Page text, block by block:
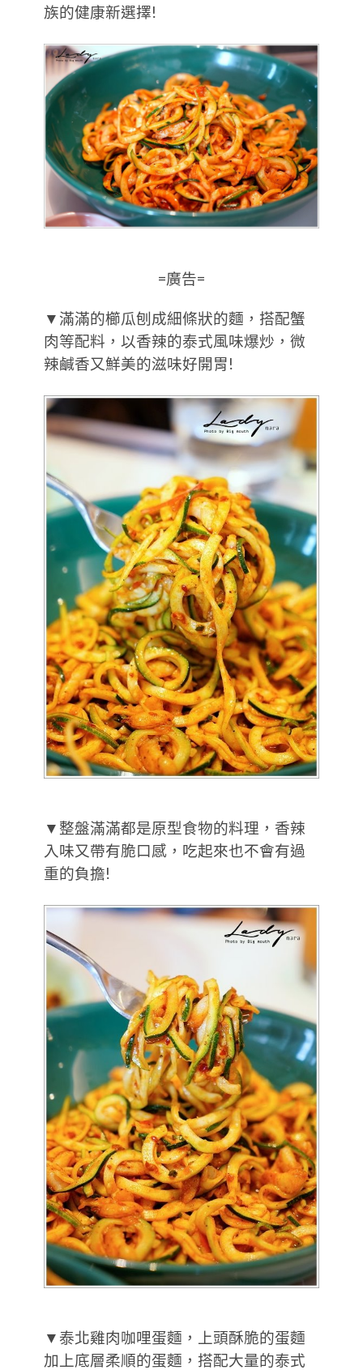
族的健康新選擇!
=廣告=
▼滿滿的櫛瓜刨成細條狀的麵，搭配蟹
肉等配料，以香辣的泰式風味爆炒，微
辣鹹香又鮮美的滋味好開胃!
▼整盤滿滿都是原型食物的料理，香辣
入味又帶有脆口感，吃起來也不會有過
重的負擔!
▼泰北雞肉咖哩蛋麵，上頭酥脆的蛋麵
加上底層柔順的蛋麵，搭配大量的泰式